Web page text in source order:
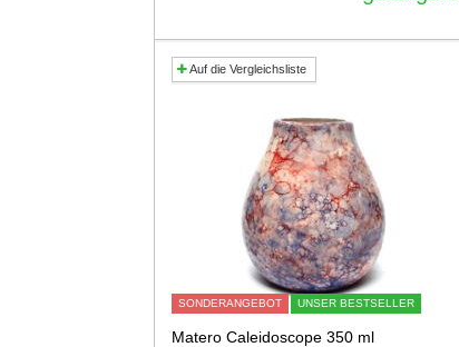
Auf die Vergleichsliste
SONDERANGEBOT UNSER BESTSELLER
Matero Caleidoscope 350 ml